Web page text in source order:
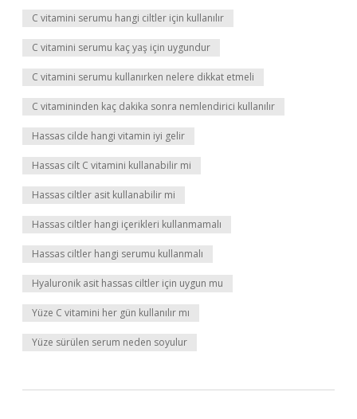
C vitamini serumu hangi ciltler için kullanılır
C vitamini serumu kaç yaş için uygundur
C vitamini serumu kullanırken nelere dikkat etmeli
C vitamininden kaç dakika sonra nemlendirici kullanılır
Hassas cilde hangi vitamin iyi gelir
Hassas cilt C vitamini kullanabilir mi
Hassas ciltler asit kullanabilir mi
Hassas ciltler hangi içerikleri kullanmamalı
Hassas ciltler hangi serumu kullanmalı
Hyaluronik asit hassas ciltler için uygun mu
Yüze C vitamini her gün kullanılır mı
Yüze sürülen serum neden soyulur